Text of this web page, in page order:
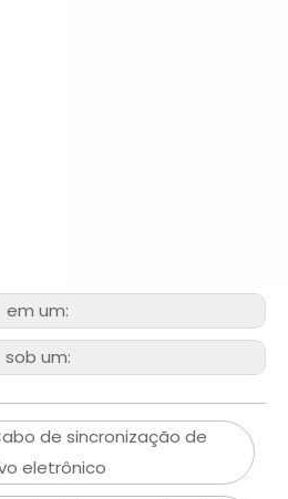
em um:
sob um:
de sincronização de
eletrônico